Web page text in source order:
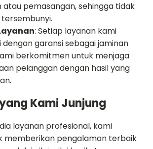
atau pemasangan, sehingga tidak
: Setiap layanan kami
dengan garansi sebagai jaminan
berkomitmen untuk menjaga
pelanggan dengan hasil yang
Kami Junjung
layanan profesional, kami
memberikan pengalaman terbaik